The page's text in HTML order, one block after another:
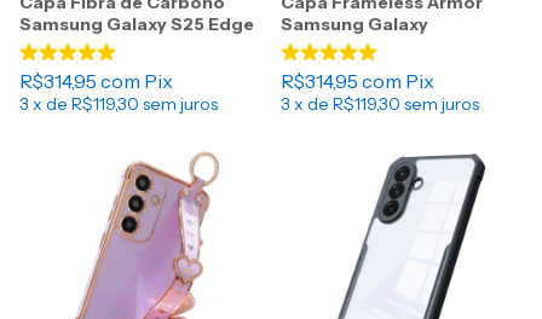
Samsung Galaxy S25 Edge
R$314,95 com Pix
3 x de R$119,30 sem juros
Samsung Galaxy
R$314,95 com Pix
3 x de R$119,30 sem juros